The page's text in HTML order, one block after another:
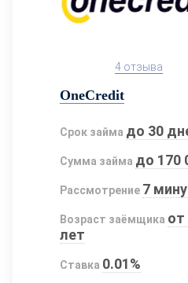
4 отзыва
OneCredit
Срок займа до 30
Сумма займа до 170
Рассмотрение 7
Возраст заёмщика от
лет
Ставка 0.01%